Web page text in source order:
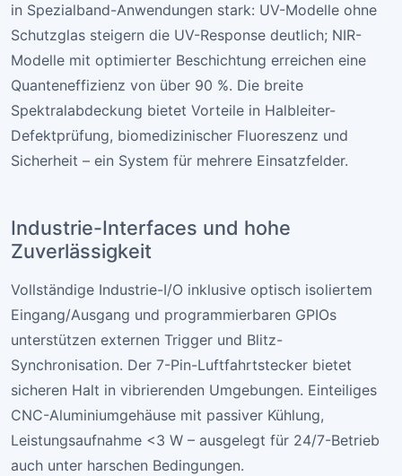
in Spezialband-Anwendungen stark: UV-Modelle ohne
Schutzglas steigern die UV-Response deutlich; NIR-
Modelle mit optimierter Beschichtung erreichen eine
Quanteneffizienz von über 90 %. Die breite
Spektralabdeckung bietet Vorteile in Halbleiter-
Defektprüfung, biomedizinischer Fluoreszenz und
Sicherheit – ein System für mehrere Einsatzfelder.
Industrie-Interfaces und hohe
Zuverlässigkeit
Vollständige Industrie-I/O inklusive optisch isoliertem
Eingang/Ausgang und programmierbaren GPIOs
unterstützen externen Trigger und Blitz-
Synchronisation. Der 7-Pin-Luftfahrtstecker bietet
sicheren Halt in vibrierenden Umgebungen. Einteiliges
CNC-Aluminiumgehäuse mit passiver Kühlung,
Leistungsaufnahme <3 W – ausgelegt für 24/7-Betrieb
auch unter harschen Bedingungen.